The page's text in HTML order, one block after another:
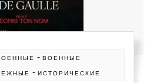
- ВОЕННЫЕ
-ИСТОРИЧЕСКИЕ